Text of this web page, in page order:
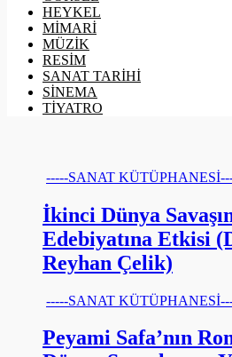
HEYKEL
MİMARİ
MÜZİK
RESİM
SANAT TARİHİ
SİNEMA
TİYATRO
-----SANAT
İkinci Dünya
Edebiyatına Etkisi
Reyhan Çelik)
-----SANAT
Peyami Safa’nın